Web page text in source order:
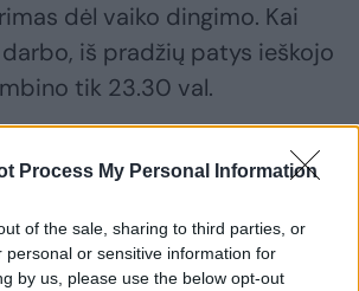
Process My Personal Information
of the sale, sharing to third parties, or
personal or sensitive information for
by us, please use the below opt-out
dėl vaiko dingimo. Kai
iš pradžių patys ieškojo
tik 23.30 val.
būna taip, kad pareigūnai
prieš vaiką apibrėžimas
Atvykstate ir paaiškėja,